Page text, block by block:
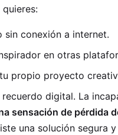
sin conexión a internet.
en otras
propio proyecto
digital. La
sensación de pérdida
una solución segura